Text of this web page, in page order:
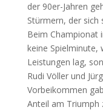
der 90er-Jahren
Stürmern, der sich
Beim Championat
keine Spielminute,
Leistungen lag,
Rudi Völler und
Vorbeikommen
Anteil am Triumph